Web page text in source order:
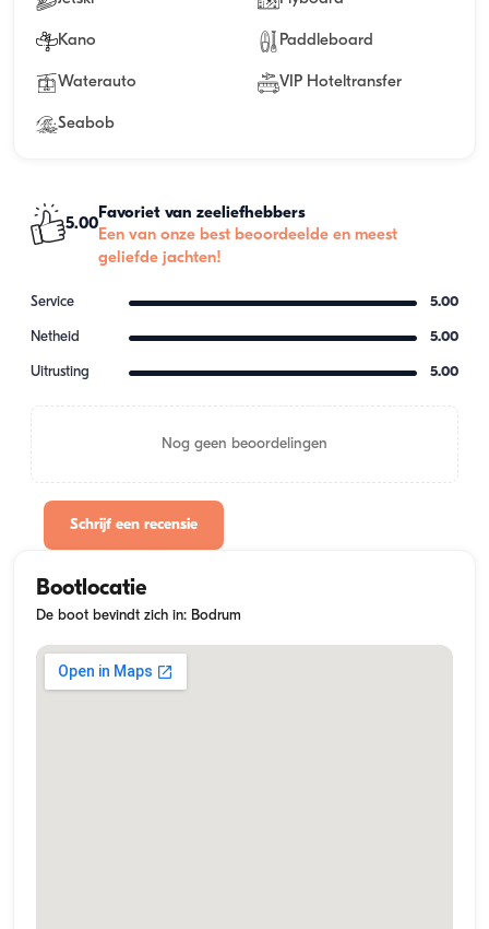
Kano Paddleboard
Waterauto VIP Hoteltransfer
Seabob
5.00
Favoriet van zeeliefhebbers
Een van onze best beoordeelde en meest
geliefde jachten!
Service 5.00
Netheid 5.00
Uitrusting 5.00
Nog geen beoordelingen
Schrijf een recensie
Bootlocatie
De boot bevindt zich in: Bodrum